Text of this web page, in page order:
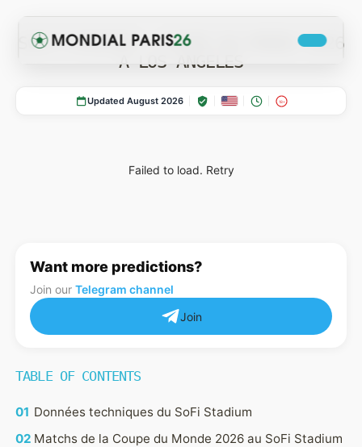
SOFI STADIUM — COUPE DU MONDE 2026
A LOS ANGELES
Updated August 2026 18+
Failed to load. Retry
Want more predictions?
Join our Telegram channel
Join
TABLE OF CONTENTS
Données techniques du SoFi Stadium
Matchs de la Coupe du Monde 2026 au SoFi Stadium